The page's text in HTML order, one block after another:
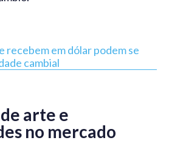
recebem em dólar podem se
cambial
arte e
no mercado